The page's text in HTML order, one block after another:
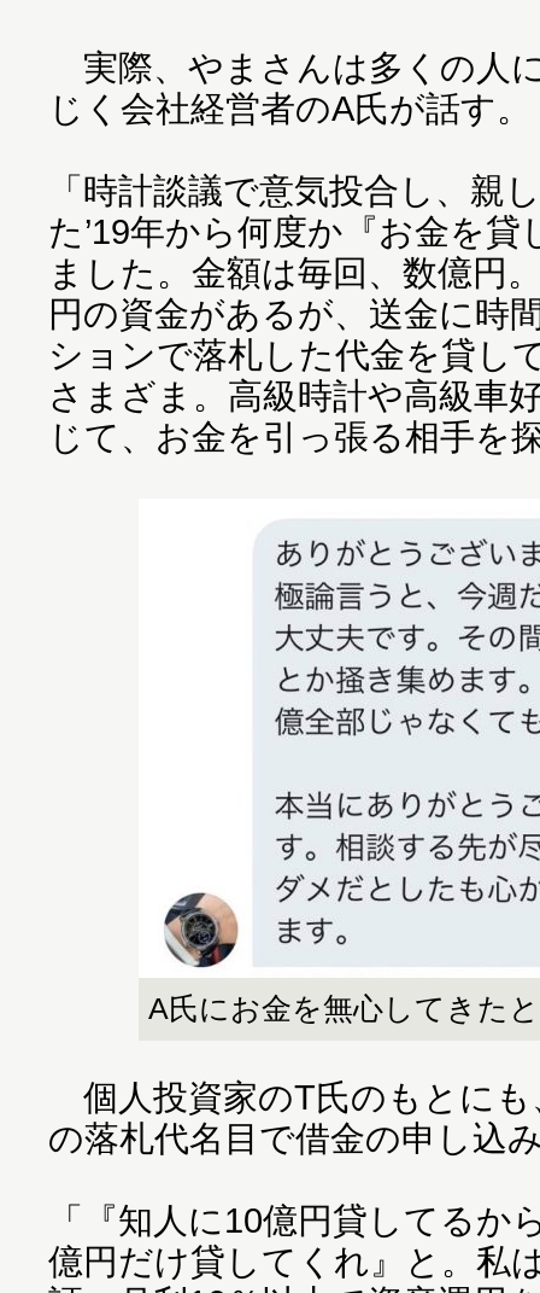
実際、やまさんは多くの人
じく会社経営者のA氏が話す。
「時計談議で意気投合し、親
た’19年から何度か『お金を
ました。金額は毎回、数億円
円の資金があるが、送金に時
ションで落札した代金を貸し
さまざま。高級時計や高級車
じて、お金を引っ張る相手を
A氏にお金を無心してきた
個人投資家のT氏のもとに
の落札代名目で借金の申し込
「『知人に10億円貸してるか
億円だけ貸してくれ』と。私